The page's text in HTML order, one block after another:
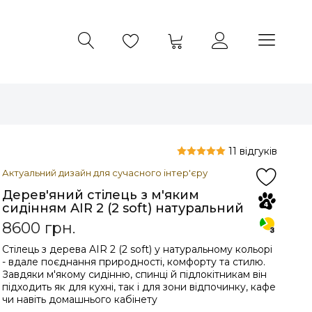
Актуальний дизайн для сучасного інтер'єру
Дерев'яний стілець з м'яким
сидінням AIR 2 (2 soft) натуральний
11 відгуків
8600 грн.
Стілець з дерева AIR 2 (2 soft) у натуральному кольорі
- вдале поєднання природності, комфорту та стилю.
Завдяки м'якому сидінню, спинці й підлокітникам він
підходить як для кухні, так і для зони відпочинку, кафе
чи навіть домашнього кабінету